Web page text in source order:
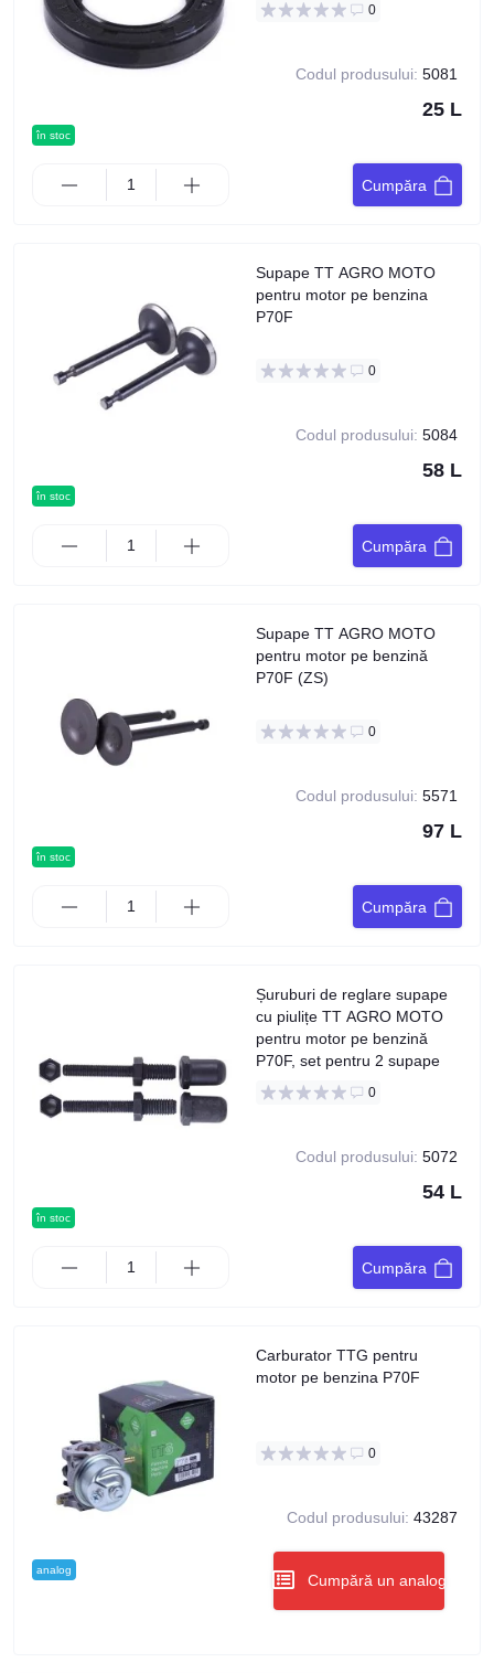
în stoc
0
Codul produsului: 5081
25 L
Cumpăra
în stoc
Supape TT AGRO MOTO
pentru motor pe benzina
P70F
0
Codul produsului: 5084
58 L
Cumpăra
în stoc
Supape TT AGRO MOTO
pentru motor pe benzină
P70F (ZS)
0
Codul produsului: 5571
97 L
Cumpăra
în stoc
Șuruburi de reglare supape
cu piulițe TT AGRO MOTO
pentru motor pe benzină
P70F, set pentru 2 supape
0
Codul produsului: 5072
54 L
Cumpăra
analog
Carburator TTG pentru
motor pe benzina P70F
0
Codul produsului: 43287
Cumpără un analog